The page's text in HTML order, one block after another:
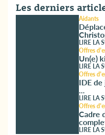
Les derniers
Aidants
LIRE LA
Offres
Un(e)
LIRE LA
Offres
IDE
...
LIRE LA
Offres
Cadre
LIRE LA